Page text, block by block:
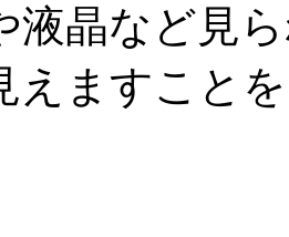
液晶など見
えますこと